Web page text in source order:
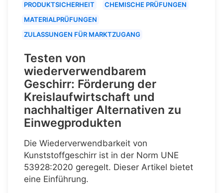
PRODUKTSICHERHEIT
CHEMISCHE PRÜFUNGEN
MATERIALPRÜFUNGEN
ZULASSUNGEN FÜR MARKTZUGANG
Testen von
wiederverwendbarem
Geschirr: Förderung der
Kreislaufwirtschaft und
nachhaltiger Alternativen zu
Einwegprodukten
Die Wiederverwendbarkeit von
Kunststoffgeschirr ist in der Norm UNE
53928:2020 geregelt. Dieser Artikel bietet
eine Einführung.